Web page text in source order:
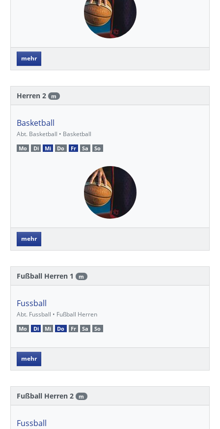
mehr
Herren 2 m
Basketball
Abt. Basketball • Basketball
Mo Di Mi Do Fr Sa So
mehr
Fußball Herren 1 m
Fussball
Abt. Fussball • Fußball Herren
Mo Di Mi Do Fr Sa So
mehr
Fußball Herren 2 m
Fussball